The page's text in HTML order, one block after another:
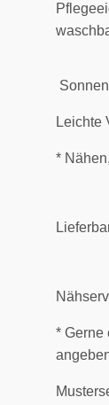
Leichte
*
* Gerne